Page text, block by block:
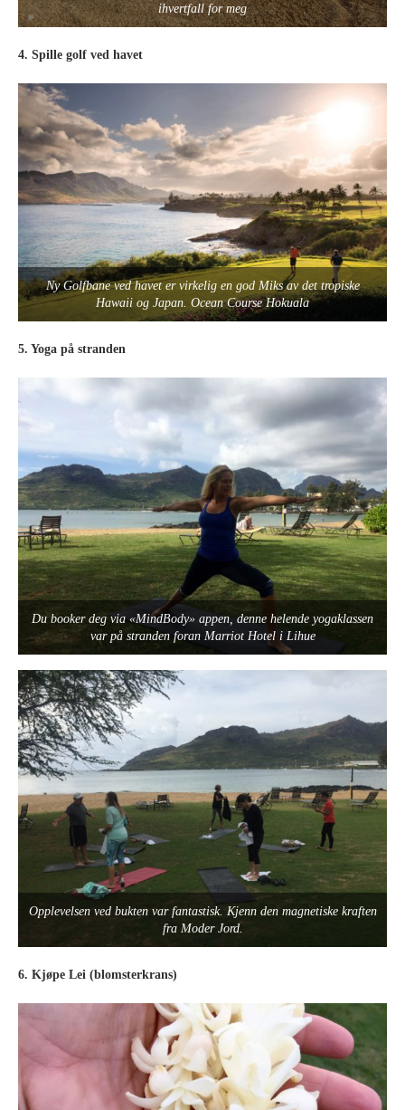
ihvertfall for meg
4. Spille golf ved havet
Ny Golfbane ved havet er virkelig en god Miks av det tropiske
Hawaii og Japan. Ocean Course Hokuala
5. Yoga på stranden
Du booker deg via «MindBody» appen, denne helende yogaklassen
var på stranden foran Marriot Hotel i Lihue
Opplevelsen ved bukten var fantastisk. Kjenn den magnetiske kraften
fra Moder Jord.
6. Kjøpe Lei (blomsterkrans)